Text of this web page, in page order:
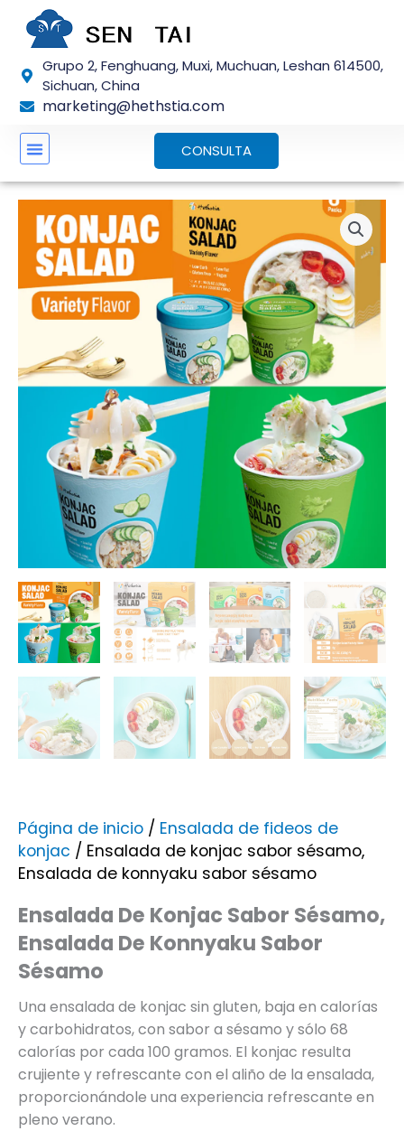
Grupo 2, Fenghuang, Muxi, Muchuan, Leshan 614500,
Sichuan, China
marketing@hethstia.com
CONSULTA
Página de inicio / Ensalada de fideos de
konjac / Ensalada de konjac sabor sésamo,
Ensalada de konnyaku sabor sésamo
Ensalada De Konjac Sabor Sésamo,
Ensalada De Konnyaku Sabor
Sésamo
Una ensalada de konjac sin gluten, baja en calorías
y carbohidratos, con sabor a sésamo y sólo 68
calorías por cada 100 gramos. El konjac resulta
crujiente y refrescante con el aliño de la ensalada,
proporcionándole una experiencia refrescante en
pleno verano.